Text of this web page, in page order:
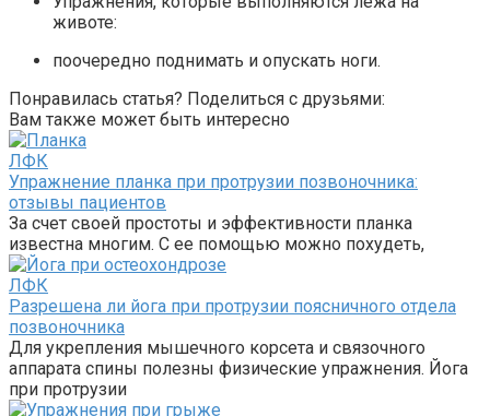
животе:
поочередно поднимать и опускать ноги.
Понравилась статья? Поделиться с друзьями:
Вам также может быть интересно
ЛФК
Упражнение планка при протрузии позвоночника:
отзывы пациентов
За счет своей простоты и эффективности планка
известна многим. С ее помощью можно похудеть,
ЛФК
Разрешена ли йога при протрузии поясничного отдела
позвоночника
Для укрепления мышечного корсета и связочного
аппарата спины полезны физические упражнения. Йога
при протрузии